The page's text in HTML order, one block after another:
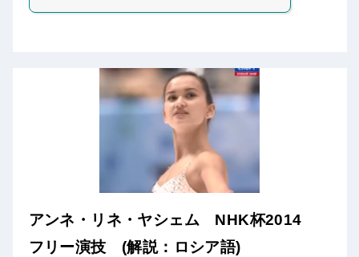
アンネ・リネ・ヤシェム NHK杯2014
フリー演技 (解説：ロシア語)